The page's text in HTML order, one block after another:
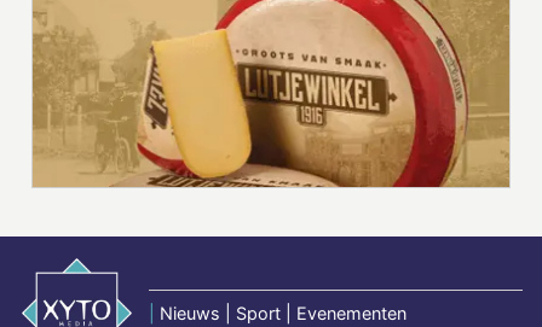
Nieuws | Sport | Evenementen